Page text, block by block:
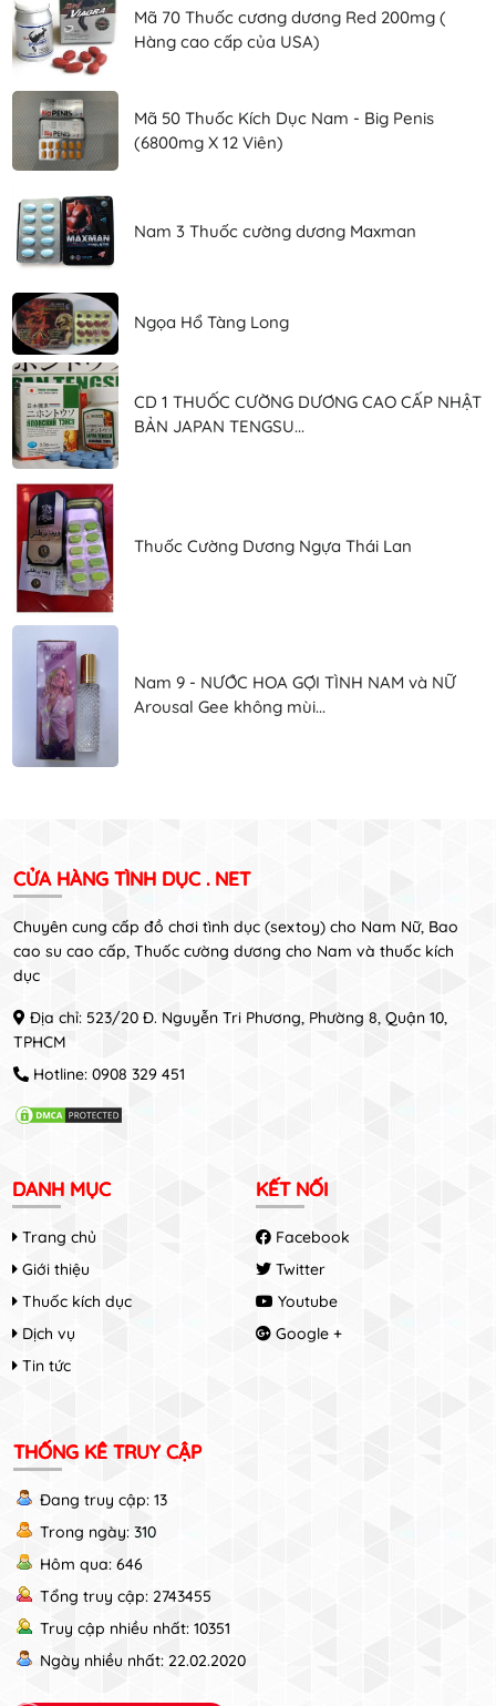
Mã 70 Thuốc cương dương Red 200mg (
Hàng cao cấp của USA)
Mã 50 Thuốc Kích Dục Nam - Big Penis
(6800mg X 12 Viên)
Nam 3 Thuốc cường dương Maxman
Ngọa Hổ Tàng Long
CD 1 THUỐC CƯỜNG DƯƠNG CAO CẤP NHẬT
BẢN JAPAN TENGSU...
Thuốc Cường Dương Ngựa Thái Lan
Nam 9 - NƯỚC HOA GỢI TÌNH NAM và NỮ
Arousal Gee không mùi...
CỬA HÀNG TÌNH DỤC . NET
Chuyên cung cấp đồ chơi tình dục (sextoy) cho Nam Nữ, Bao
cao su cao cấp, Thuốc cường dương cho Nam và thuốc kích
dục
Địa chỉ: 523/20 Đ. Nguyễn Tri Phương, Phường 8, Quận 10,
TPHCM
Hotline: 0908 329 451
DANH MỤC
Trang chủ
Giới thiệu
Thuốc kích dục
Dịch vụ
Tin tức
KẾT NỐI
Facebook
Twitter
Youtube
Google +
THỐNG KÊ TRUY CẬP
Đang truy cập: 13
Trong ngày: 310
Hôm qua: 646
Tổng truy cập: 2743455
Truy cập nhiều nhất: 10351
Ngày nhiều nhất: 22.02.2020